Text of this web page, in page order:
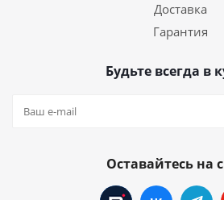
Доставка
Гарантия
Будьте всегда в
Оставайтесь на